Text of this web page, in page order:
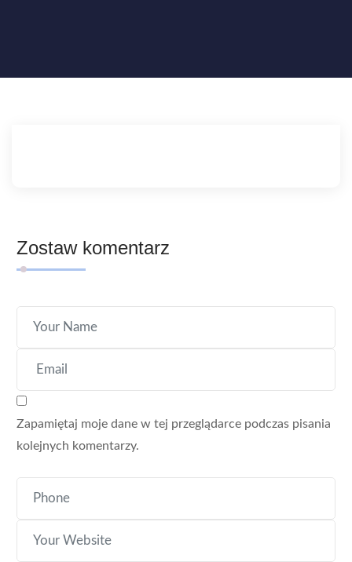
Zostaw komentarz
Zapamiętaj moje dane w tej przeglądarce podczas pisania
kolejnych komentarzy.